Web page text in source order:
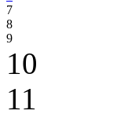
7
8
9
10
11